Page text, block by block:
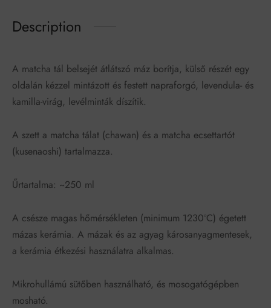
Description
A matcha tál belsejét átlátszó máz borítja, külső részét egy
oldalán kézzel mintázott és festett napraforgó, levendula- és
kamilla-virág, levélminták díszítik.
A szett a matcha tálat (chawan) és a matcha ecsettartót
(kusenaoshi) tartalmazza.
Űrtartalma: ~250 ml
A csésze magas hőmérsékleten (minimum 1230ºC) égetett
mázas kerámia. A mázak és az agyag károsanyagmentesek,
a kerámia étkezési használatra alkalmas.
Mikrohullámú sütőben használható, és mosogatógépben
mosható.